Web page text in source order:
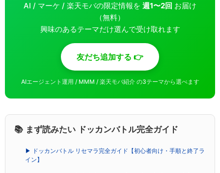
AI / マーケ / 楽天モバの限定情報を 週1〜2回 お届け
（無料）
興味のあるテーマだけ選んで受け取れます
友だち追加する 👉
AIエージェント運用 / MMM / 楽天モバ紹介 の3テーマから選べます
📚 まず読みたい ドッカンバトル完全ガイド
▶ ドッカンバトル リセマラ完全ガイド【初心者向け・手順と終了ラ
イン】